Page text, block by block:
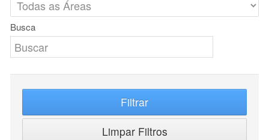
Busca
Filtrar
Limpar Filtros